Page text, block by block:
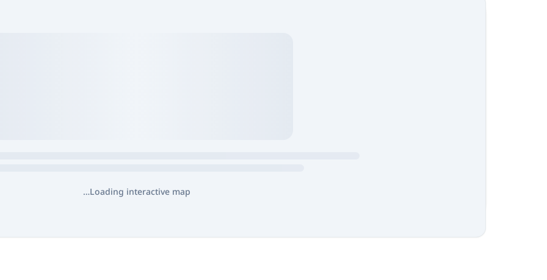
Loading interactive map…